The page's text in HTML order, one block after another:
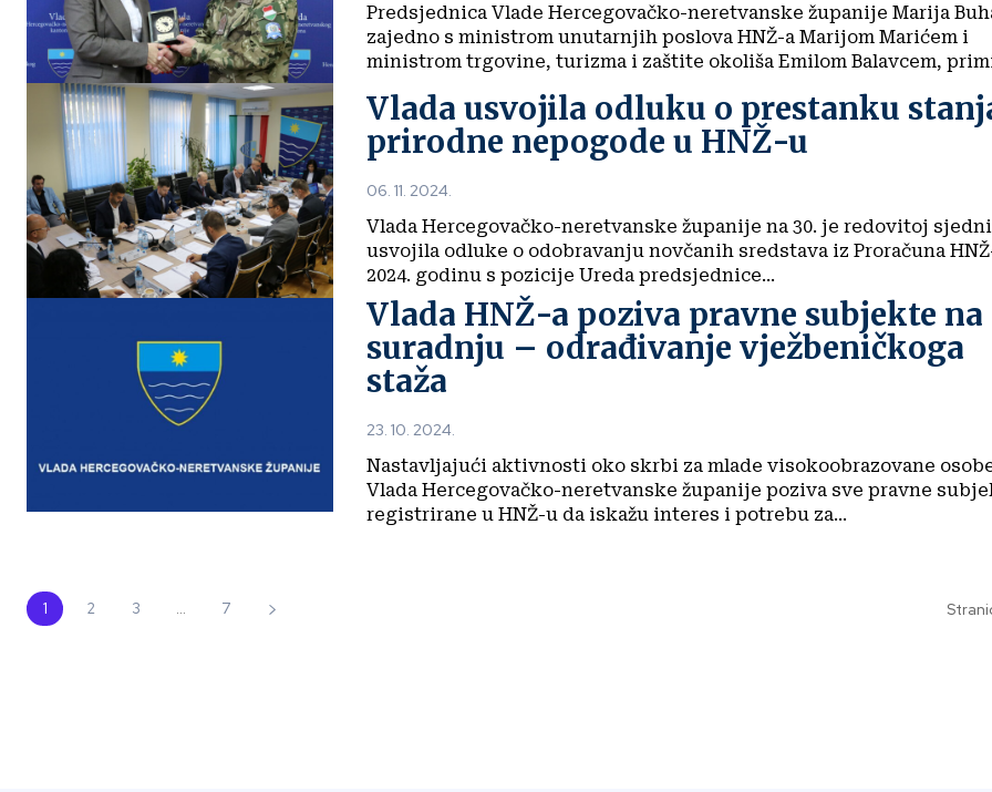
Predsjednica Vlade Hercegovačko-neretvanske županije Marija
zajedno s ministrom unutarnjih poslova HNŽ-a Marijom Marićem i
ministrom trgovine, turizma i zaštite okoliša Emilom Balavcem,
Vlada usvojila odluku o prestanku
prirodne nepogode u HNŽ-u
06. 11. 2024.
Vlada Hercegovačko-neretvanske županije na 30. je redovitoj
usvojila odluke o odobravanju novčanih sredstava iz Proračuna
2024. godinu s pozicije Ureda predsjednice...
Vlada HNŽ-a poziva pravne subjekte na
suradnju – odrađivanje vježbeničkoga
staža
23. 10. 2024.
Nastavljajući aktivnosti oko skrbi za mlade visokoobrazovane
Vlada Hercegovačko-neretvanske županije poziva sve pravne
registrirane u HNŽ-u da iskažu interes i potrebu za...
1 2 3 ... 7